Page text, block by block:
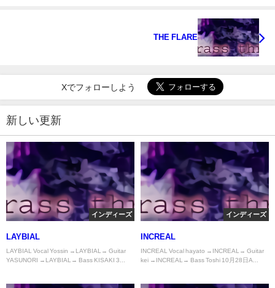
THE FLARE
Xでフォローしよう
新しい更新
インディーズ
LAYBIAL
LAYBIAL Vocal Yossin →LAYBIAL→ Guitar
YASUNORI →LAYBIAL→ Bass KISAKI 3...
インディーズ
INCREAL
INCREAL Vocal hayato →INCREAL→ Guitar
kei →INCREAL→ Bass Toshi 10月28日A...